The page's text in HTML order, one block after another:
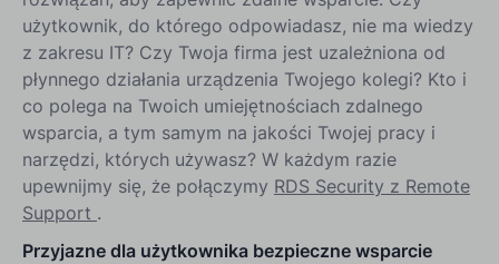
użytkownik, do którego odpowiadasz, nie ma wiedzy
z zakresu IT? Czy Twoja firma jest uzależniona od
płynnego działania urządzenia Twojego kolegi? Kto i
co polega na Twoich umiejętnościach zdalnego
wsparcia, a tym samym na jakości Twojej pracy i
narzędzi, których używasz? W każdym razie
upewnijmy się, że połączymy RDS Security z Remote
Support .
Przyjazne dla użytkownika bezpieczne wsparcie